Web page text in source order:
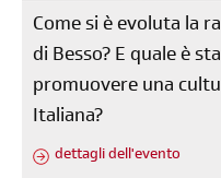
Come si è evoluta la
di Besso? E quale è
promuovere una
Italiana?
dettagli dell'evento